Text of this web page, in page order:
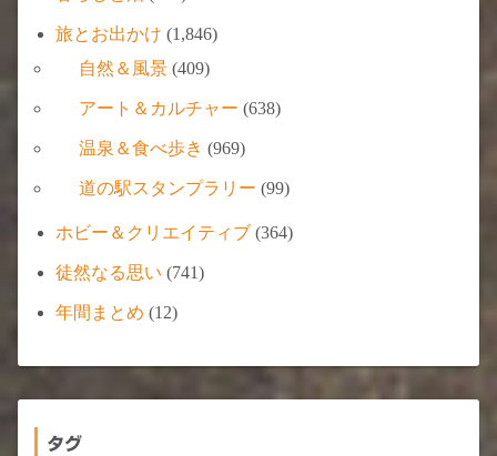
旅とお出かけ (1,846)
自然＆風景 (409)
アート＆カルチャー (638)
温泉＆食べ歩き (969)
道の駅スタンプラリー (99)
ホビー＆クリエイティブ (364)
徒然なる思い (741)
年間まとめ (12)
タグ